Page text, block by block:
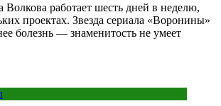
Волкова работает шесть дней в неделю,
проектах. Звезда сериала «Воронины»
болезнь — знаменитость не умеет